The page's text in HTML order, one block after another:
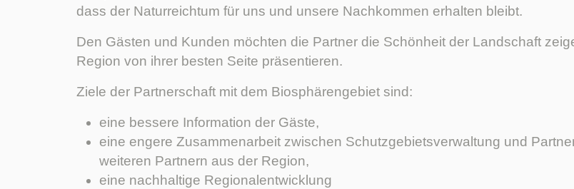
dass der Naturreichtum für uns und unsere Nachkommen erhalten bleibt.
Den Gästen und Kunden möchten die Partner die Schönheit der Landschaft
Region von ihrer besten Seite präsentieren.
Ziele der Partnerschaft mit dem Biosphärengebiet sind:
eine bessere Information der Gäste,
eine engere Zusammenarbeit zwischen Schutzgebietsverwaltung und
weiteren Partnern aus der Region,
eine nachhaltige Regionalentwicklung